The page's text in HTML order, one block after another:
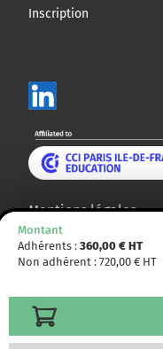
Montant
Adhérents : 360,00 € HT
Non adhérent : 720,00 € HT
Inscription
Mentions légales
Plan du site
© CCMP 2014 - 2025. Tous